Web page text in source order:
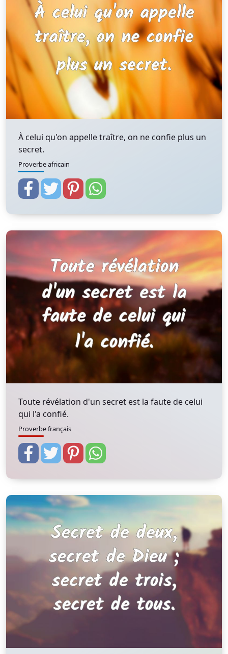
À celui qu'on appelle traître, on ne confie plus un
secret.
Proverbe africain
Toute révélation d'un secret est la faute de celui
qui l'a confié.
Proverbe français